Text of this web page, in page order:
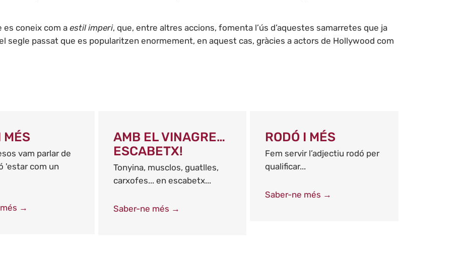
es coneix com a estil imperi, que, entre altres accions, fomenta l’ús d’aquestes samarretes que ja
segle passat que es popularitzen enormement, en aquest cas, gràcies a actors de Hollywood com
MÉS
vam parlar de
'estar com un
→
AMB EL VINAGRE…
ESCABETX!
Tonyina, musclos, guatlles,
carxofes... en escabetx...
Saber-ne més →
RODÓ I MÉS
Fem servir l’adjectiu rodó per
qualificar...
Saber-ne més →